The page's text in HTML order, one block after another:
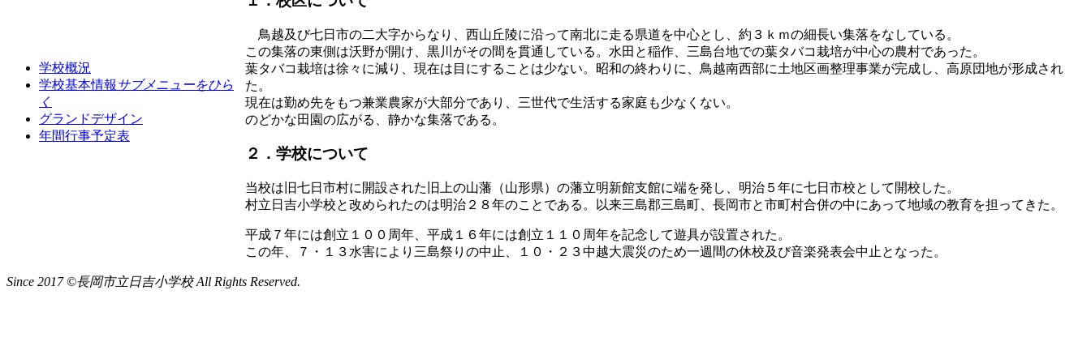
学校概況
学校基本情報 サブメニューをひら
く
グランドデザイン
年間行事予定表
鳥越及び七日市の二大字からなり、西山丘陵に沿って南北に走る県道を中心とし、約３ｋｍの細長い集落をなしている。
この集落の東側は沃野が開け、黒川がその間を貫通している。水田と稲作、三島台地での葉タバコ栽培が中心の農村であった。
葉タバコ栽培は徐々に減り、現在は目にすることは少ない。昭和の終わりに、鳥越南西部に土地区画整理事業が完成し、高原団地が形成され
た。
現在は勤め先をもつ兼業農家が大部分であり、三世代で生活する家庭も少なくない。
のどかな田園の広がる、静かな集落である。
２．学校について
当校は旧七日市村に開設された旧上の山藩（山形県）の藩立明新館支館に端を発し、明治５年に七日市校として開校した。
村立日吉小学校と改められたのは明治２８年のことである。以来三島郡三島町、長岡市と市町村合併の中にあって地域の教育を担ってきた。
平成７年には創立１００周年、平成１６年には創立１１０周年を記念して遊具が設置された。
この年、７・１３水害により三島祭りの中止、１０・２３中越大震災のため一週間の休校及び音楽発表会中止となった。
Since 2017 ©長岡市立日吉小学校 All Rights Reserved.